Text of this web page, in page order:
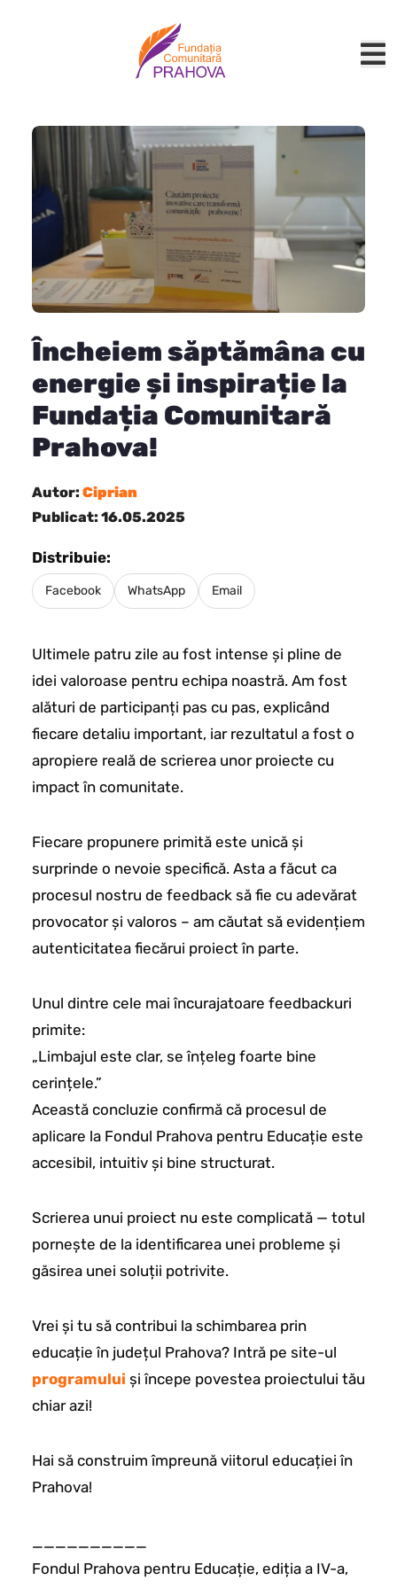
Încheiem săptămâna cu
energie și inspirație la
Fundația Comunitară
Prahova!
Autor: Ciprian
Publicat: 16.05.2025
Distribuie:
Facebook WhatsApp Email
Ultimele patru zile au fost intense și pline de
idei valoroase pentru echipa noastră. Am fost
alături de participanți pas cu pas, explicând
fiecare detaliu important, iar rezultatul a fost o
apropiere reală de scrierea unor proiecte cu
impact în comunitate.
Fiecare propunere primită este unică și
surprinde o nevoie specifică. Asta a făcut ca
procesul nostru de feedback să fie cu adevărat
provocator și valoros – am căutat să evidențiem
autenticitatea fiecărui proiect în parte.
Unul dintre cele mai încurajatoare feedbackuri
primite:
„Limbajul este clar, se înțeleg foarte bine
cerințele.”
Această concluzie confirmă că procesul de
aplicare la Fondul Prahova pentru Educație este
accesibil, intuitiv și bine structurat.
Scrierea unui proiect nu este complicată — totul
pornește de la identificarea unei probleme și
găsirea unei soluții potrivite.
Vrei și tu să contribui la schimbarea prin
educație în județul Prahova? Intră pe site-ul
programului și începe povestea proiectului tău
chiar azi!
Hai să construim împreună viitorul educației în
Prahova!
__________
Fondul Prahova pentru Educație, ediția a IV-a,